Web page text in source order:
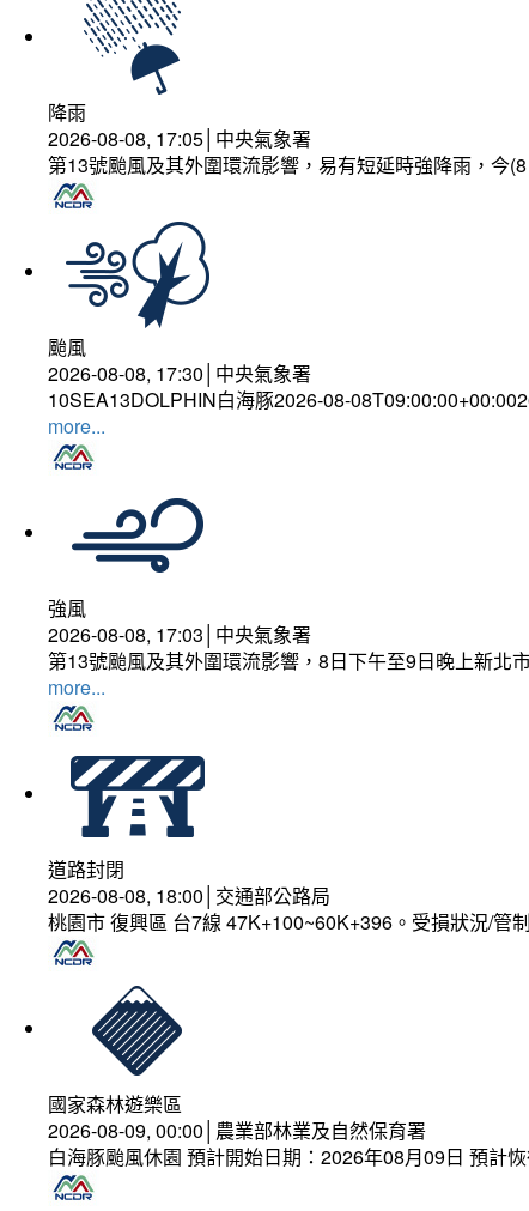
降雨
2026-08-08, 17:05│中央氣象署
第13號颱風及其外圍環流影響，易有短延時強降雨，今
颱風
2026-08-08, 17:30│中央氣象署
10SEA13DOLPHIN白海豚2026-08-
more...
強風
2026-08-08, 17:03│中央氣象署
第13號颱風及其外圍環流影響，8日下午至9日晚上新北
more...
道路封閉
2026-08-08, 18:00│交通部公路局
桃園市 復興區 台7線 47K+100~60K+396。受損狀況/管
國家森林遊樂區
2026-08-09, 00:00│農業部林業及自然保育署
白海豚颱風休園 預計開始日期：2026年08月09日 預計